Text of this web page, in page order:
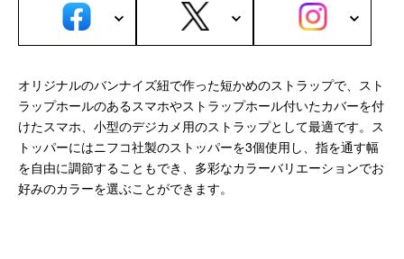
リュック／バックパック
ショルダーバッグ
斜めがけショルダーバッグ
バッグインバッグ
トートバッグ
ボストンバッグ
カメラバッグ
オリジナルのバンナイズ紐で作った短かめのストラップで、スト
ラップホールのあるスマホやストラップホール付いたカバーを付
けたスマホ、小型のデジカメ用のストラップとして最適です。ス
トッパーにはニフコ社製のストッパーを3個使用し、指を通す幅
を自由に調節することもでき、多彩なカラーバリエーションでお
好みのカラーを選ぶことができます。